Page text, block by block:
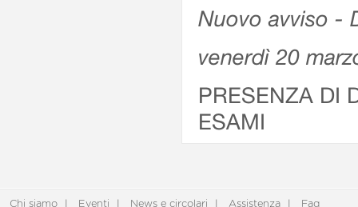
Nuovo avviso -
venerdì 20
PRESENZA DI
ESAMI
Chi siamo Eventi News e circolari Assistenza Faq